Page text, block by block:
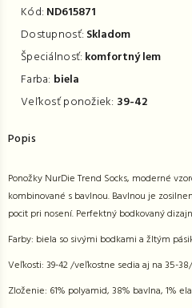
Kód: ND615871
Dostupnosť: Skladom
Špeciálnosť: komfortný lem
Farba: biela
Veľkosť ponožiek: 39-42
Popis
Ponožky NurDie Trend Socks, moderné
kombinované s bavlnou. Bavlnou je
pocit pri nosení. Perfektný bodkovaný
Farby: biela so sivými bodkami a žltým
Veľkosti: 39-42 /veľkostne sedia aj na 35-38/
Zloženie: 61% polyamid, 38% bavlna, 1%